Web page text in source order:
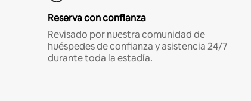
Reserva con confianza
Revisado por nuestra comunidad de
huéspedes de confianza y asistencia 24/7
durante toda la estadía.